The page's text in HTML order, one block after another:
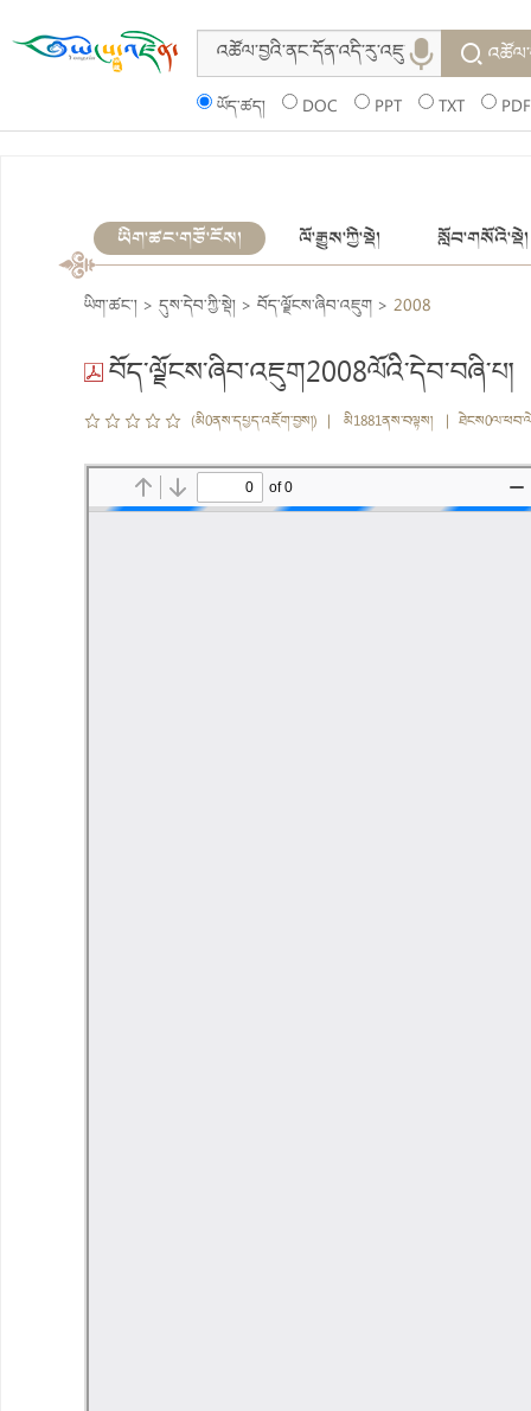
ཡོད་ཚད། DOC PPT TXT PDF
ཡིག་ཚང་གཙོ་ངོས། ལོ་རྒྱུས་ཀྱི་སྡེ། སློབ་གསོའི་སྡེ།
ཡིག་ཚང་། > དུས་དེབ་ཀྱི་སྡེ། > བོད་ལྗོངས་ཞིབ་འཇུག > 2008
བོད་ལྗོངས་ཞིབ་འཇུག2008ལོའི་དེབ་བཞི་པ།
(མི0ནས་དཔྱད་འཇོག་བྱས།) | མི1881ནས་བལྟས། |